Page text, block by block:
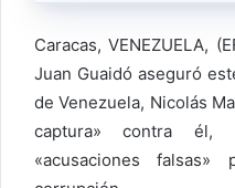
Caracas, VENEZUELA,
Juan Guaidó aseguró
de Venezuela, Nicolás
captura» contra él,
«acusaciones